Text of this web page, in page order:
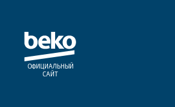
ОФИЦИАЛЬНЫЙ
САЙТ